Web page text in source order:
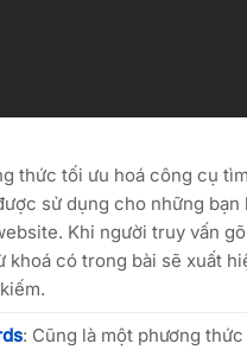
thức tối ưu hoá công cụ
sử dụng cho những bạn
Khi người truy vấn
khoá có trong bài sẽ xuất
: Cũng là một phương